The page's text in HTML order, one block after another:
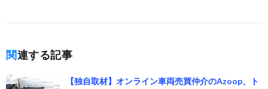
関連する記事
【独自取材】オンライン車両売買仲介のAzoop、ト